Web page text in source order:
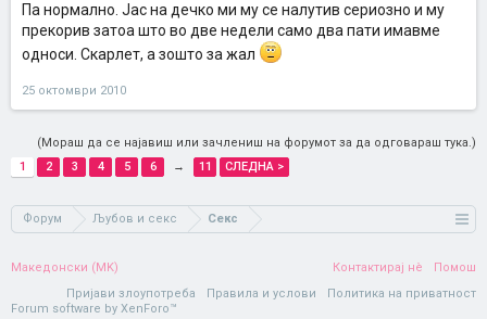
Па нормално. Јас на дечко ми му се налутив сериозно и му
прекорив затоа што во две недели само два пати имавме
односи. Скарлет, а зошто за жал
25 октомври 2010
(Мораш да се најавиш или зачлениш на форумот за да одговараш тука.)
1
2 3 4 5 6 → 11 СЛЕДНА >
Форум Љубов и секс Секс
Македонски (MK) Контактирај нè
Помош
Пријави злоупотреба
Правила и услови
Политика на приватност
Forum software by XenForo™